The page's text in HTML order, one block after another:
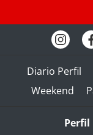
Diario Perfil
Weekend
Perfil